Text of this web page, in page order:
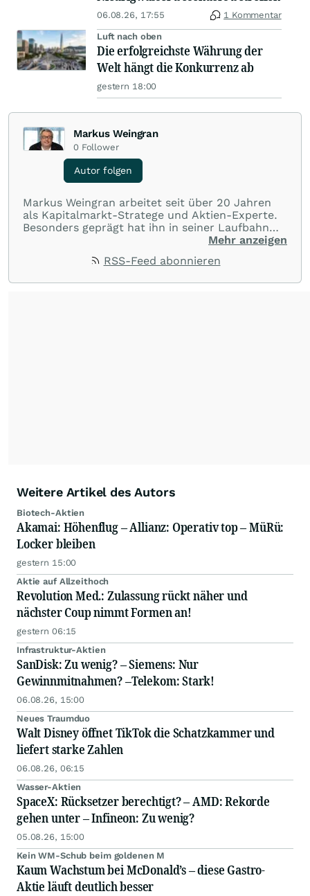
06.08.26, 17:55 1 Kommentar
Luft nach oben
Die erfolgreichste Währung der
Welt hängt die Konkurrenz ab
gestern 18:00
Markus Weingran
0 Follower
Autor folgen
Markus Weingran arbeitet seit über 20 Jahren
als Kapitalmarkt-Stratege und Aktien-Experte.
Besonders geprägt hat ihn in seiner Laufbahn
die langjährige Zusammenarbeit mit dem
Bernecker versucht in jeder Börsenphase, das
Mehr anzeigen
RSS-Feed abonnieren
Weitere Artikel des Autors
Biotech-Aktien
Akamai: Höhenflug – Allianz: Operativ top – MüRü:
Locker bleiben
gestern 15:00
Aktie auf Allzeithoch
Revolution Med.: Zulassung rückt näher und
nächster Coup nimmt Formen an!
gestern 06:15
Infrastruktur-Aktien
SanDisk: Zu wenig? – Siemens: Nur
Gewinnmitnahmen? –Telekom: Stark!
06.08.26, 15:00
Neues Traumduo
Walt Disney öffnet TikTok die Schatzkammer und
liefert starke Zahlen
06.08.26, 06:15
Wasser-Aktien
SpaceX: Rücksetzer berechtigt? – AMD: Rekorde
gehen unter – Infineon: Zu wenig?
05.08.26, 15:00
Kein WM-Schub beim goldenen M
Kaum Wachstum bei McDonald’s – diese Gastro-
Aktie läuft deutlich besser